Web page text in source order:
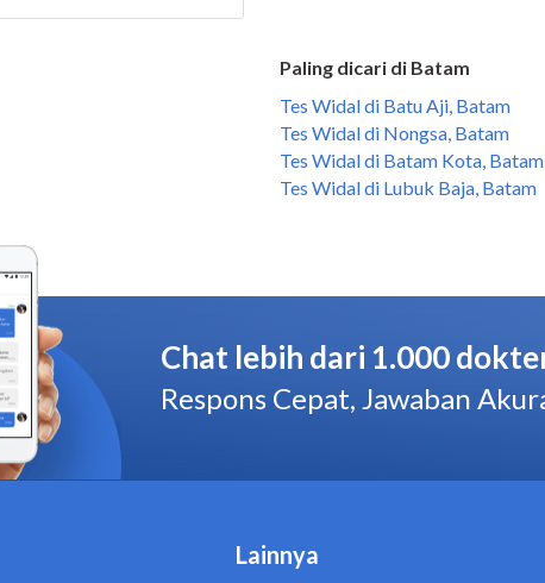
Paling dicari di Batam
Tes Widal di Batu Aji, Batam
Tes Widal di Nongsa, Batam
Tes Widal di Batam Kota, Batam
Tes Widal di Lubuk Baja, Batam